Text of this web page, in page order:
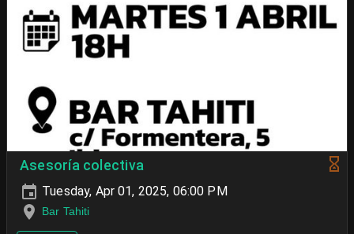
Asesoría colectiva
Tuesday, Apr 01, 2025, 06:00 PM
Bar Tahiti